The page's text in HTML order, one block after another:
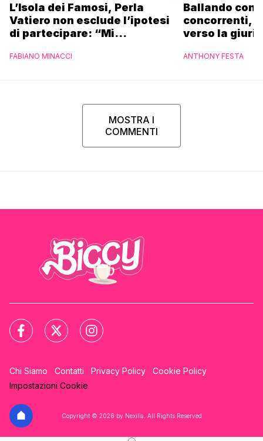
L’Isola dei Famosi, Perla
Vatiero non esclude l’ipotesi
di partecipare: “Mi
FABIANO MINACCI
Ballando con
concorrenti,
verso la
ANTHONY FESTA
MOSTRA I
COMMENTI
Chi Siamo Contatti Privacy Policy
Cookie Policy
Impostazioni Cookie
Copyright © 2026 by Nexilia. All Rights Reserved